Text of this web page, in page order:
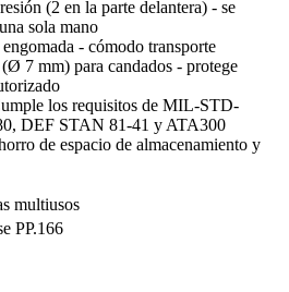
(2 en la parte delantera) - se
sola mano
engomada - cómodo transporte
7 mm) para candados - protege
los requisitos de MIL-STD-
DEF STAN 81-41 y ATA300
de espacio de almacenamiento y
multiusos
PP.166